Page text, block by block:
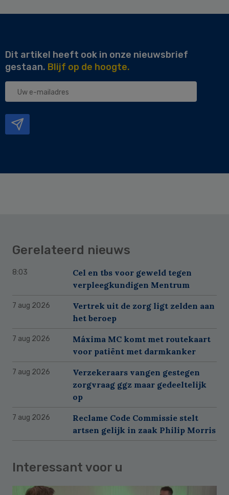
Dit artikel heeft ook in onze nieuwsbrief
gestaan. Blijf op de hoogte.
Uw
Gerelateerd nieuws
8:03
Cel en tbs voor geweld tegen
verpleegkundigen Mentrum
7 aug 2026
Vertrek uit de zorg ligt zelden aan
het beroep
7 aug 2026
Máxima MC komt met routekaart
voor patiënt met darmkanker
7 aug 2026
Verzekeraars vangen gestegen
zorgvraag ggz maar gedeeltelijk
op
7 aug 2026
Reclame Code Commissie stelt
artsen gelijk in zaak Philip Morris
Interessant voor u